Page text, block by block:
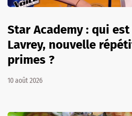
Star Academy : qui
Lavrey, nouvelle
primes ?
10 août 2026